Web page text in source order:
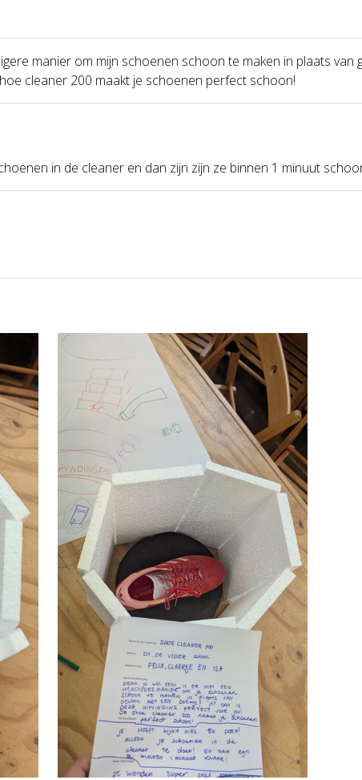
manier om mijn schoenen schoon te maken in plaats van
cleaner 200 maakt je schoenen perfect schoon!
in de cleaner en dan zijn zijn ze binnen 1 minuut